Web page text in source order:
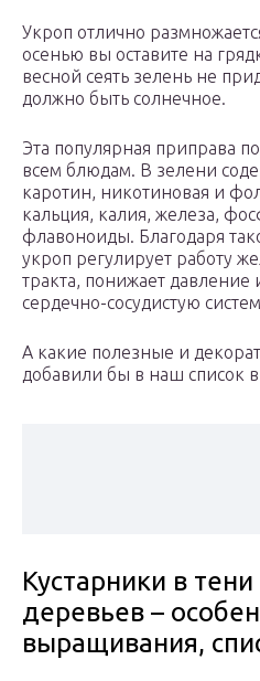
Укроп отлично
осенью вы оставите на
весной сеять зелень не
должно быть солнечное.
Эта популярная приправа
всем блюдам. В зелени
каротин, никотиновая и
кальция, калия, железа,
флавоноиды. Благодаря
укроп регулирует работу
тракта, понижает давление
сердечно-сосудистую
А какие полезные и
добавили бы в наш список
Кустарники в
деревьев –
выращивания,